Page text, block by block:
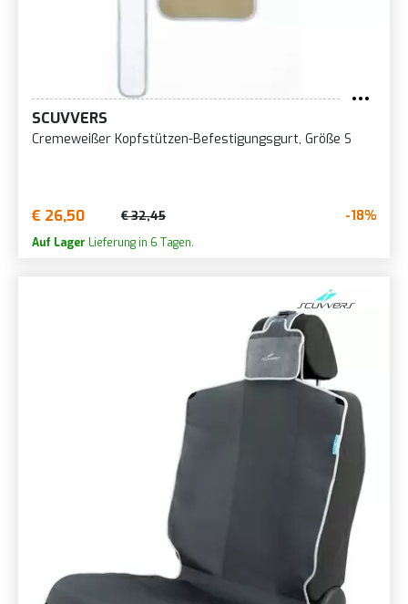
SCUVVERS
Cremeweißer Kopfstützen-Befestigungsgurt, Größe S
€ 26,50 € 32,45 -18%
Auf Lager Lieferung in 6 Tagen.